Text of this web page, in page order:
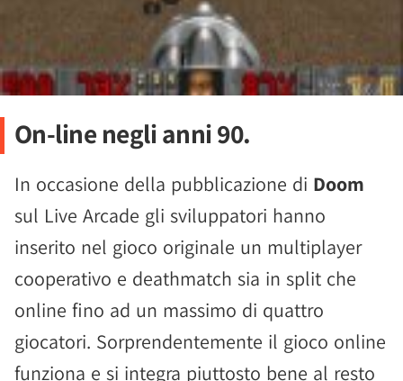
On-line negli anni 90.
In occasione della pubblicazione di Doom
sul Live Arcade gli sviluppatori hanno
inserito nel gioco originale un multiplayer
cooperativo e deathmatch sia in split che
online fino ad un massimo di quattro
giocatori. Sorprendentemente il gioco online
funziona e si integra piuttosto bene al resto